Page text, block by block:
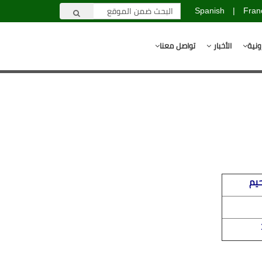
|
Spanish
الأخبار تواصل معنا